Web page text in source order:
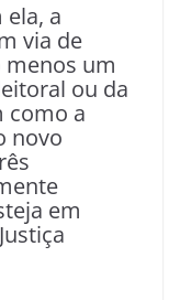
a
via de
menos um
ou da
como a
novo
em